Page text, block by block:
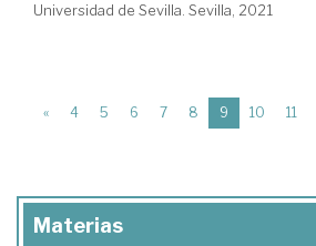
Universidad de Sevilla. Sevilla, 2021
« 4 5 6 7 8 9 (current)
10 11
Materias